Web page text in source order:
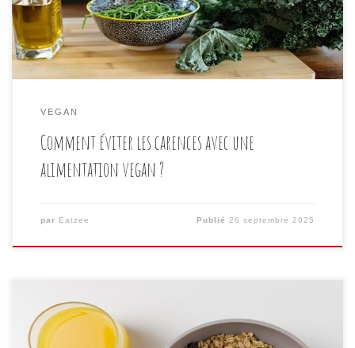
100 % végétale ? Dans cet article, tu découvriras non
seulement les nutriments […]
VEGAN
Comment éviter les carences avec une
alimentation vegan ?
par Eatzee Publié26 septembre 2025
Le petit déjeuner est un repas clé qui donne le ton à